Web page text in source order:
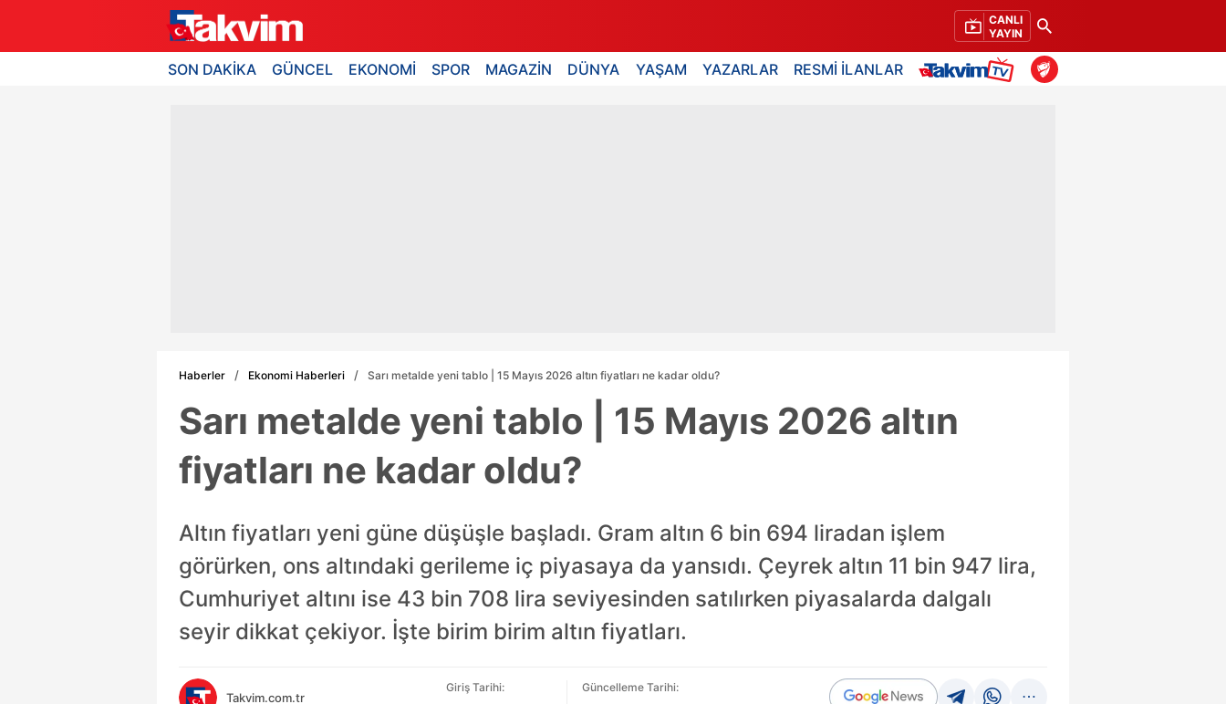
CANLI
YAYIN
SON DAKİKA GÜNCEL EKONOMİ SPOR MAGAZİN DÜNYA YAŞAM YAZARLAR RESMİ İLANLAR
Haberler Ekonomi Haberleri Sarı metalde yeni tablo | 15 Mayıs 2026 altın fiyatları ne kadar oldu?
Sarı metalde yeni tablo | 15 Mayıs 2026 altın
fiyatları ne kadar oldu?
Altın fiyatları yeni güne düşüşle başladı. Gram altın 6 bin 694 liradan işlem
görürken, ons altındaki gerileme iç piyasaya da yansıdı. Çeyrek altın 11 bin 947 lira,
Cumhuriyet altını ise 43 bin 708 lira seviyesinden satılırken piyasalarda dalgalı
seyir dikkat çekiyor. İşte birim birim altın fiyatları.
Takvim.com.tr
Giriş Tarihi:
Güncelleme Tarihi: